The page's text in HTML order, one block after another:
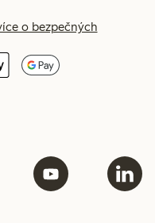
o bezpečných